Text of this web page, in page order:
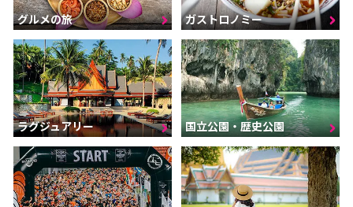
グルメの旅 ガストロノミー
ラグジュアリー 国立公園・歴史公園